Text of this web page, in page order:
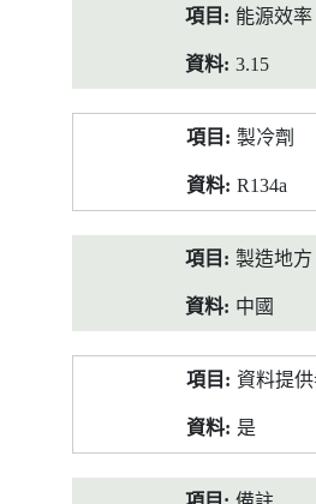
能源效率
3.15
製冷劑
R134a
製造地方
中國
資料提
是